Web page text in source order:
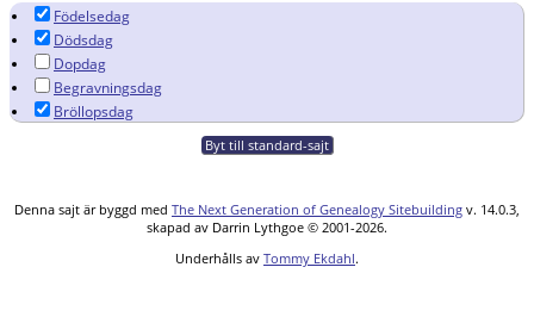
Födelsedag
Dödsdag
Dopdag
Begravningsdag
Bröllopsdag
Byt till standard-sajt
Denna sajt är byggd med The Next Generation of Genealogy Sitebuilding v. 14.0.3,
skapad av Darrin Lythgoe © 2001-2026.
Underhålls av Tommy Ekdahl.